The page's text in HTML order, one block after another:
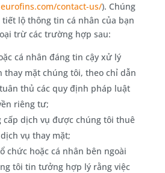
contact-us/). Chúng
lộ thông tin cá nhân của bạn
trừ các trường hợp sau:
cá nhân đáng tin cậy xử lý
thay mặt chúng tôi, theo chỉ dẫn
thủ các quy định pháp luật
riêng tư;
cấp dịch vụ được chúng tôi thuê
vụ thay mặt;
chức hoặc cá nhân bên ngoài
tôi tin tưởng hợp lý rằng việc